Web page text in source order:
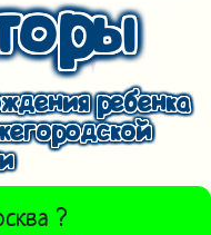
ребенка
?
ГОРОД